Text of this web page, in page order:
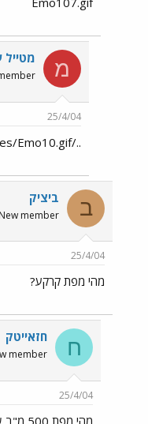
מ מטייל
25/4/04
../images/Emo10.gif
ב ביציק
New member
25/4/04
מהי מפת קרקע?
ח חזאייטק
member
25/4/04
מהי מפת 500 מ"ב שכתבת שתסתכל בה?